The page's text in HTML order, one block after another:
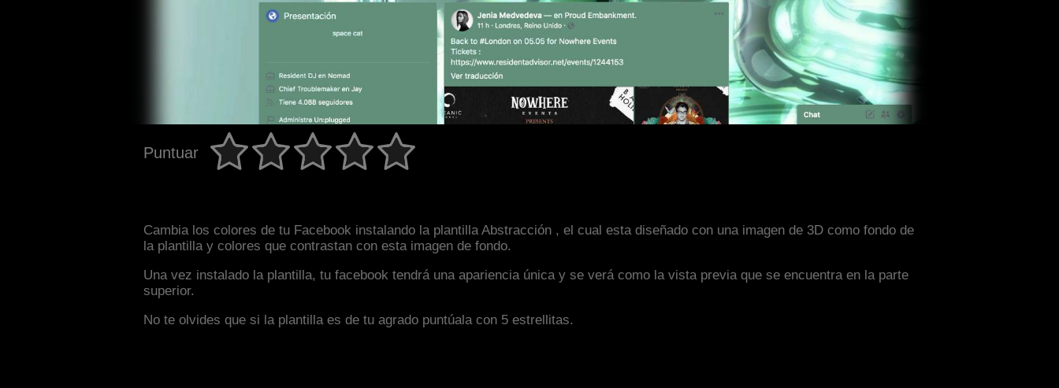
Puntuar
Cambia los colores de tu Facebook instalando la plantilla Abstracción , el cual esta diseñado con una imagen de 3D como fondo de
la plantilla y colores que contrastan con esta imagen de fondo.
Una vez instalado la plantilla, tu facebook tendrá una apariencia única y se verá como la vista previa que se encuentra en la parte
superior.
No te olvides que si la plantilla es de tu agrado puntúala con 5 estrellitas.